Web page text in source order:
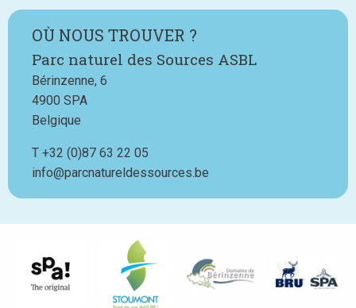
OÙ NOUS TROUVER ?
Parc naturel des Sources ASBL
Bérinzenne, 6
4900 SPA
Belgique
T Téléphone
+32 (0)87 63 22 05
info@parcnatureldessources.be